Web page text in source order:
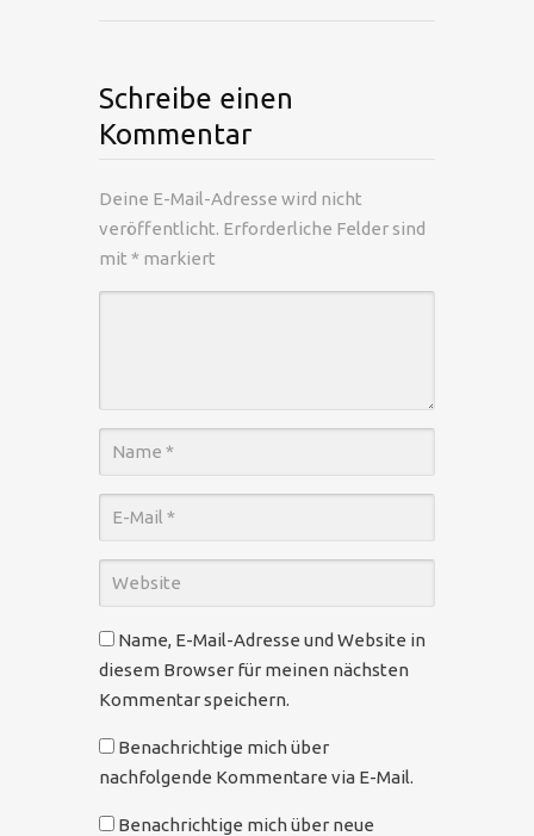
Schreibe einen
Kommentar
Deine E-Mail-Adresse wird nicht
veröffentlicht. Erforderliche Felder sind
mit * markiert
Name, E-Mail-Adresse und Website in
diesem Browser für meinen nächsten
Kommentar speichern.
Benachrichtige mich über
nachfolgende Kommentare via E-Mail.
Benachrichtige mich über neue